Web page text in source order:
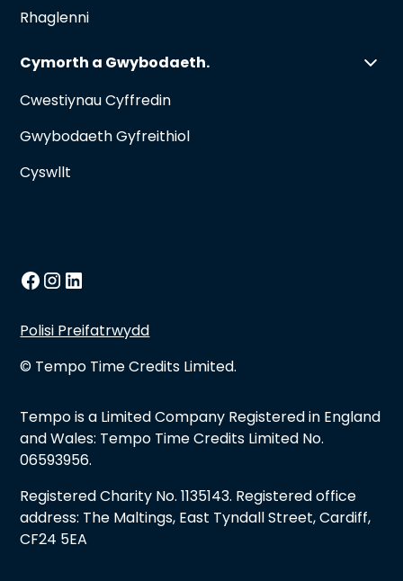
Rhaglenni
Cymorth a Gwybodaeth.
Cwestiynau Cyffredin
Gwybodaeth Gyfreithiol
Cyswllt
© Tempo Time Credits Limited.
Polisi Preifatrwydd
Tempo is a Limited Company Registered in England
and Wales: Tempo Time Credits Limited No.
06593956.
Registered Charity No. 1135143. Registered office
address: The Maltings, East Tyndall Street, Cardiff,
CF24 5EA